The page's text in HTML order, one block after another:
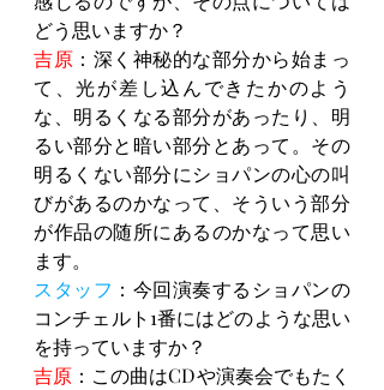
どう思いますか？
吉原 ：深く神秘的な部分から始まっ
て、光が差し込んできたかのよう
な、明るくなる部分があったり、明
るい部分と暗い部分とあって。その
明るくない部分にショパンの心の叫
びがあるのかなって、そういう部分
が作品の随所にあるのかなって思い
ます。
スタッフ ：今回演奏するショパンの
コンチェルト1番にはどのような思い
を持っていますか？
吉原 ：この曲はCDや演奏会でもたく